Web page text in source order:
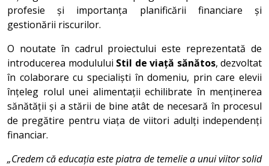
profesie și importanța planificării financiare și
gestionării riscurilor.
O noutate în cadrul proiectului este reprezentată de
introducerea modulului Stil de viață sănătos, dezvoltat
în colaborare cu specialiști în domeniu, prin care elevii
înțeleg rolul unei alimentații echilibrate în menținerea
sănătății și a stării de bine atât de necesară în procesul
de pregătire pentru viața de viitori adulți independenți
financiar.
„Credem că educația este piatra de temelie a unui viitor solid